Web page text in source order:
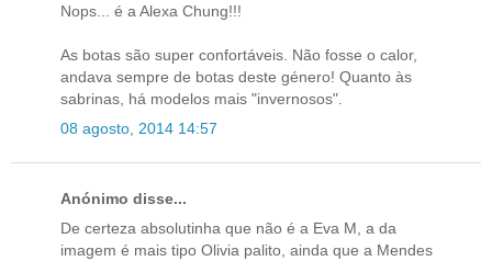
Nops... é a Alexa Chung!!!
As botas são super confortáveis. Não fosse o calor,
andava sempre de botas deste género! Quanto às
sabrinas, há modelos mais "invernosos".
08 agosto, 2014 14:57
Anónimo disse...
De certeza absolutinha que não é a Eva M, a da
imagem é mais tipo Olivia palito, ainda que a Mendes